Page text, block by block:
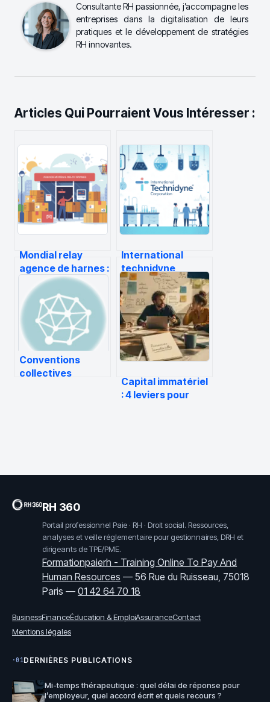
Consultante RH passionnée, j’accompagne les
entreprises dans la digitalisation de leurs
pratiques et le développement de stratégies
RH innovantes.
Articles Qui Pourraient Vous Intéresser :
Mondial relay
agence de harnes :
horaires, accès et
services utiles
International
technidyne
corporation :
solutions, usages
et enjeux pour les
professionnels de
santé
Conventions
collectives
Capital immatériel
: 4 leviers pour
RH 360
Portail professionnel Paie · RH · Droit social. Ressources,
analyses et veille réglementaire pour gestionnaires, DRH et
dirigeants de TPE/PME.
Formationpaierh - Training Online To Pay And
Human Resources —56 Rue du Ruisseau, 75018
Paris —01 42 64 70 18
BusinessFinanceÉducation & EmploiAssuranceContact
Mentions légales
·01DERNIÈRES PUBLICATIONS
Mi-temps thérapeutique : quel délai de réponse pour
l’employeur, quel accord écrit et quels recours ?